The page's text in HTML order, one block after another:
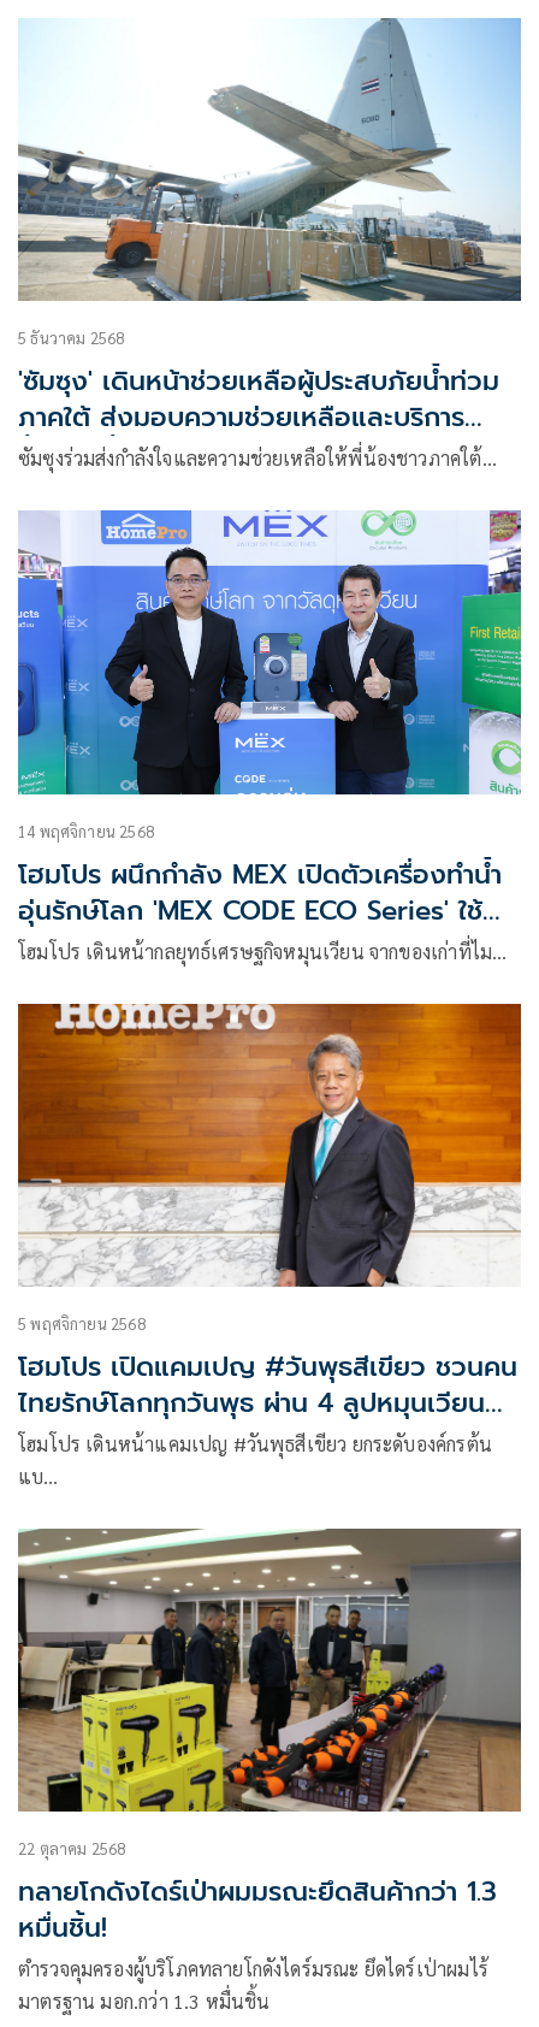
5 ธันวาคม 2568
'ซัมซุง' เดินหน้าช่วยเหลือผู้ประสบภัยน้ำท่วม
ภาคใต้ ส่งมอบความช่วยเหลือและบริการ
ฟื้นฟูในพื้นที่ครบวงจร
ซัมซุงร่วมส่งกำลังใจและความช่วยเหลือให้พี่น้องชาวภาคใต้…
14 พฤศจิกายน 2568
โฮมโปร ผนึกกำลัง MEX เปิดตัวเครื่องทำน้ำ
อุ่นรักษ์โลก 'MEX CODE ECO Series' ใช้
พลาสติกหมุนเวียน 45%
โฮมโปร เดินหน้ากลยุทธ์เศรษฐกิจหมุนเวียน จากของเก่าที่ไม…
5 พฤศจิกายน 2568
โฮมโปร เปิดแคมเปญ #วันพุธสีเขียว ชวนคน
ไทยรักษ์โลกทุกวันพุธ ผ่าน 4 ลูปหมุนเวียน
ทรัพยากร
โฮมโปร เดินหน้าแคมเปญ #วันพุธสีเขียว ยกระดับองค์กรต้น
แบ…
22 ตุลาคม 2568
ทลายโกดังไดร์เป่าผมมรณะยึดสินค้ากว่า 1.3
หมื่นชิ้น!
ตำรวจคุมครองผู้บริโภคทลายโกดังไดร์มรณะ ยึดไดร์เป่าผมไร้
มาตรฐาน มอก.กว่า 1.3 หมื่นชิ้น